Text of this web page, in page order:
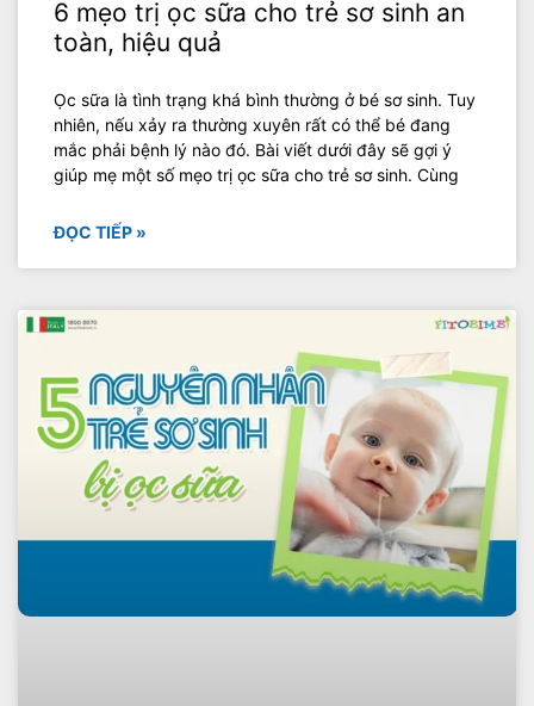
6 mẹo trị ọc sữa cho trẻ sơ sinh an
toàn, hiệu quả
Ọc sữa là tình trạng khá bình thường ở bé sơ sinh. Tuy
nhiên, nếu xảy ra thường xuyên rất có thể bé đang
mắc phải bệnh lý nào đó. Bài viết dưới đây sẽ gợi ý
giúp mẹ một số mẹo trị ọc sữa cho trẻ sơ sinh. Cùng
ĐỌC TIẾP »